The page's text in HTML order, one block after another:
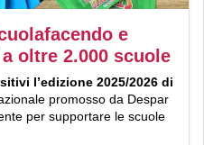
e
oltre 2.000 scuole
l’edizione 2025/2026 di
promosso da Despar
per supportare le scuole